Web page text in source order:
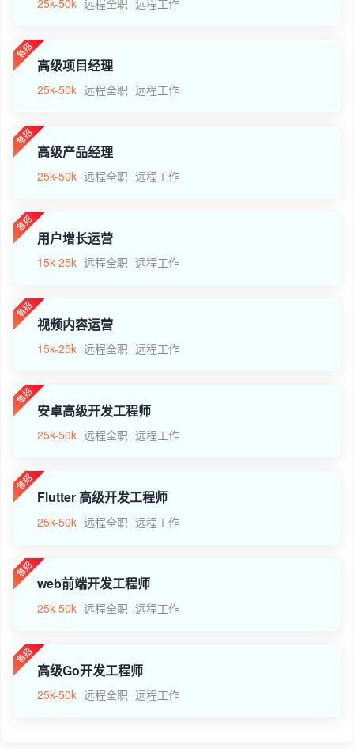
高级项目经理
25k-50k 远程全职 远程工作
高级产品经理
25k-50k 远程全职 远程工作
用户增长运营
15k-25k 远程全职 远程工作
视频内容运营
15k-25k 远程全职 远程工作
安卓高级开发工程师
25k-50k 远程全职 远程工作
Flutter 高级开发工程师
25k-50k 远程全职 远程工作
web前端开发工程师
25k-50k 远程全职 远程工作
高级Go开发工程师
25k-50k 远程全职 远程工作